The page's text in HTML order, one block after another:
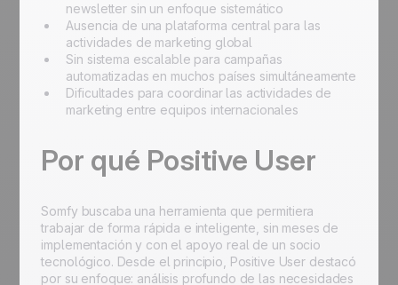
newsletter sin un enfoque sistemático
Ausencia de una plataforma central para las
actividades de marketing global
Sin sistema escalable para campañas
automatizadas en muchos países simultáneamente
Dificultades para coordinar las actividades de
marketing entre equipos internacionales
Por qué Positive User
Somfy buscaba una herramienta que permitiera
trabajar de forma rápida e inteligente, sin meses de
implementación y con el apoyo real de un socio
tecnológico. Desde el principio, Positive User destacó
por su enfoque: análisis profundo de las necesidades